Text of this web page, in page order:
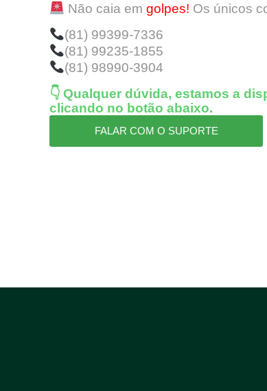
Não caia em golpes! Os únicos
(81) 99399-7336
(81) 99235-1855
(81) 98990-3904
👇 Qualquer dúvida, estamos a
clicando no botão abaixo.
FALAR COM O SUPORTE